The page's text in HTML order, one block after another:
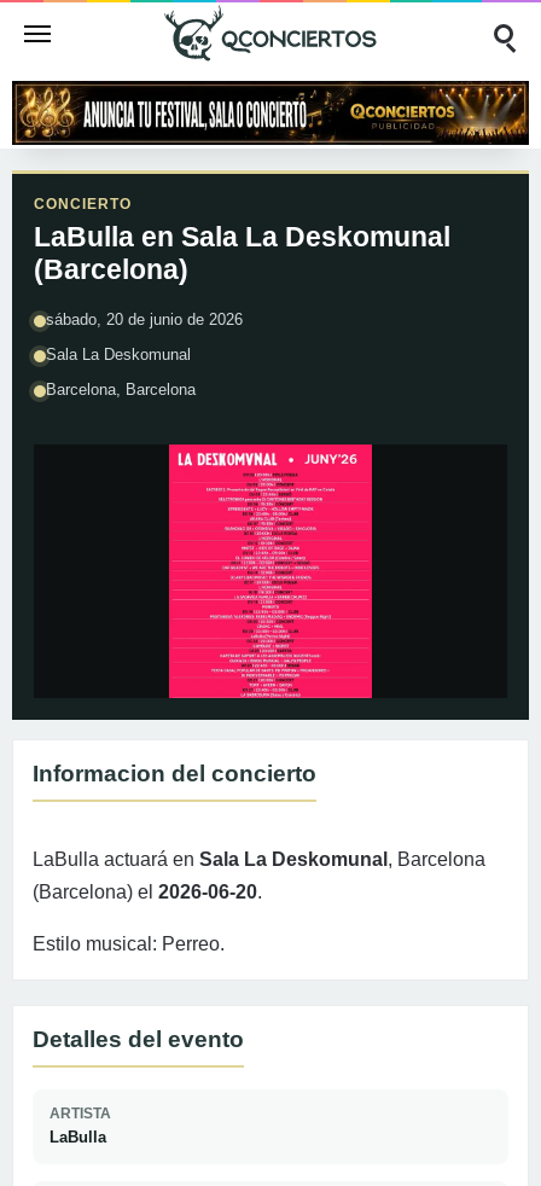
CONCIERTO
LaBulla en Sala La Deskomunal
(Barcelona)
sábado, 20 de junio de 2026
Sala La Deskomunal
Barcelona, Barcelona
Informacion del concierto
LaBulla actuará en Sala La Deskomunal , Barcelona
(Barcelona) el 2026-06-20.
Estilo musical: Perreo.
Detalles del evento
ARTISTA
LaBulla